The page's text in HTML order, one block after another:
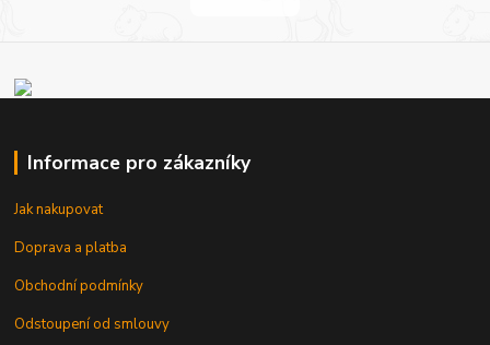
Informace pro zákazníky
Jak nakupovat
Doprava a platba
Obchodní podmínky
Odstoupení od smlouvy